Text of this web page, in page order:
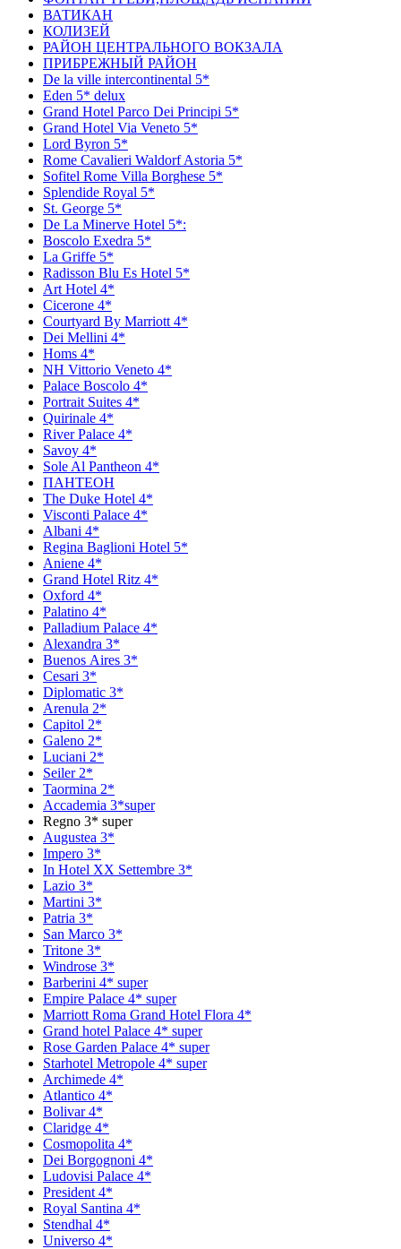
ВАТИКАН
КОЛИЗЕЙ
РАЙОН ЦЕНТРАЛЬНОГО ВОКЗАЛА
ПРИБРЕЖНЫЙ РАЙОН
De la ville intercontinental 5*
Eden 5* delux
Grand Hotel Parco Dei Principi 5*
Grand Hotel Via Veneto 5*
Lord Byron 5*
Rome Cavalieri Waldorf Astoria 5*
Sofitel Rome Villa Borghese 5*
Splendide Royal 5*
St. George 5*
De La Minerve Hotel 5*:
Boscolo Exedra 5*
La Griffe 5*
Radisson Blu Es Hotel 5*
Art Hotel 4*
Сicerone 4*
Сourtyard By Marriott 4*
Dei Mellini 4*
Homs 4*
NH Vittorio Veneto 4*
Palace Boscolo 4*
Portrait Suites 4*
Quirinale 4*
River Palace 4*
Savoy 4*
Sole Al Pantheon 4*
ПАНТЕОН
The Duke Hotel 4*
Visconti Palace 4*
Аlbani 4*
Regina Baglioni Hotel 5*
Aniene 4*
Grand Hotel Ritz 4*
Oxford 4*
Рalatino 4*
Рalladium Рalace 4*
Аlexandra 3*
Вuenos Аires 3*
Сesari 3*
Diplomatic 3*
Arenula 2*
Capitol 2*
Galeno 2*
Luciani 2*
Seiler 2*
Taormina 2*
Accademia 3*super
Regno 3* super
Augustea 3*
Impero 3*
In Hotel XX Settembre 3*
Lazio 3*
Martini 3*
Patria 3*
San Marco 3*
Tritone 3*
Windrose 3*
Barberini 4* super
Empire Palace 4* super
Marriott Roma Grand Hotel Flora 4*
Grand hotel Palace 4* super
Rose Garden Palace 4* super
Starhotel Metropole 4* super
Archimede 4*
Atlantico 4*
Bolivar 4*
Claridge 4*
Cosmopolita 4*
Dei Borgognoni 4*
Ludovisi Palace 4*
President 4*
Royal Santina 4*
Stendhal 4*
Universo 4*